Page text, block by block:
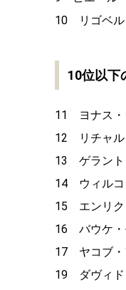
10 リゴベル
10位以下
11 ヨナス・
12 リチャル
13 ゲラント
14 ウィルコ
15 エンリク
16 バウケ・
17 ヤコブ・
19 ダヴィド